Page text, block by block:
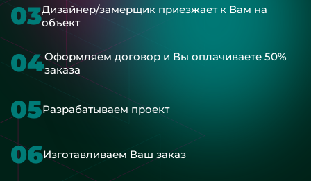
03Дизайнер/замерщик приезжает к Вам на
объект
04Оформляем договор и Вы оплачиваете 50%
заказа
05Разрабатываем проект
06Изготавливаем Ваш заказ